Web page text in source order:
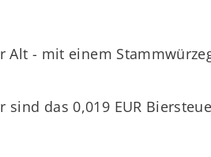
- mit einem
sind das 0,019 EUR